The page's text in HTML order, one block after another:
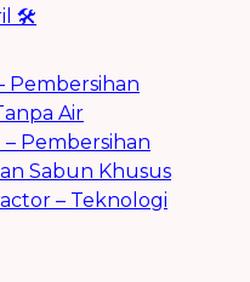
🛠️
Pembersihan
Air
– Pembersihan
Sabun Khusus
– Teknologi